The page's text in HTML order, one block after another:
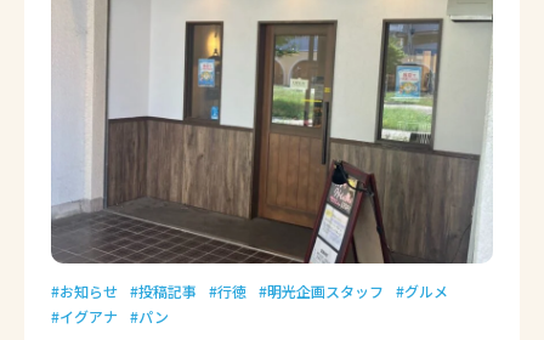
お知らせ 投稿記事 行徳 明光企画スタッフ
グルメ
イグアナ
パン